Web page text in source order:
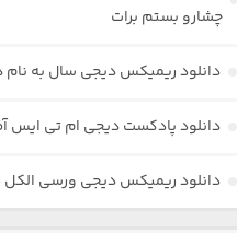
چشارو بستم برات
دانلود ریمیکس دیجی سال به نام
دانلود پادکست دیجی ام تی ایس
دانلود ریمیکس دیجی ورسی الکل 8 (پادکست)